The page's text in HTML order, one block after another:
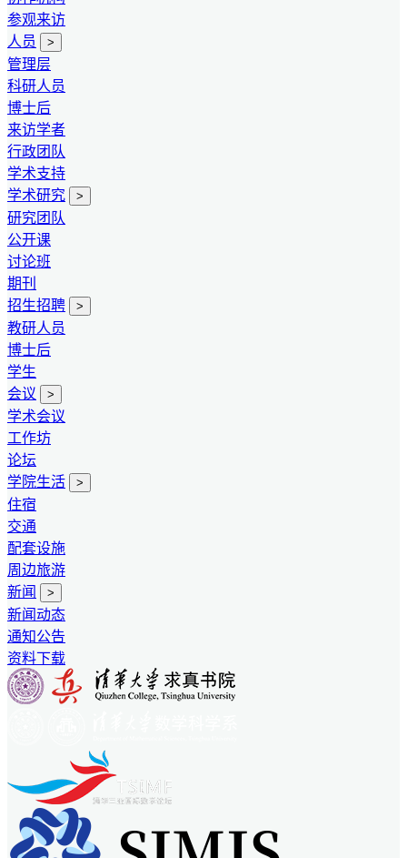
参观来访
人员
>
管理层
科研人员
博士后
来访学者
行政团队
学术支持
学术研究
>
研究团队
公开课
讨论班
期刊
招生招聘
>
教研人员
博士后
学生
会议
>
学术会议
工作坊
论坛
学院生活
>
住宿
交通
配套设施
周边旅游
新闻
>
新闻动态
通知公告
资料下载